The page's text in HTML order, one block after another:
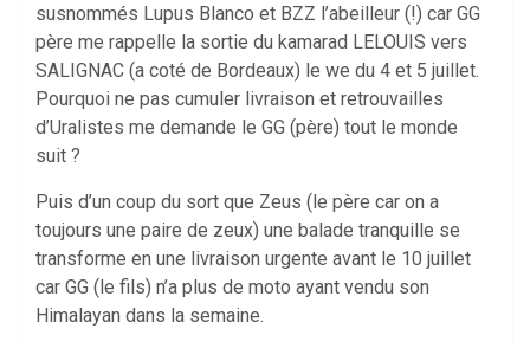
susnommés Lupus Blanco et BZZ l’abeilleur (!) car GG
père me rappelle la sortie du kamarad LELOUIS vers
SALIGNAC (a coté de Bordeaux) le we du 4 et 5 juillet.
Pourquoi ne pas cumuler livraison et retrouvailles
d’Uralistes me demande le GG (père) tout le monde
suit ?
Puis d’un coup du sort que Zeus (le père car on a
toujours une paire de zeux) une balade tranquille se
transforme en une livraison urgente avant le 10 juillet
car GG (le fils) n’a plus de moto ayant vendu son
Himalayan dans la semaine.